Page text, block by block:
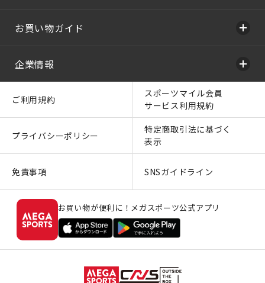
お買い物ガイド
企業情報
ご利用規約
スポーツマイル会員
サービス利用規約
プライバシーポリシー
特定商取引法に基づく
表示
免責事項 SNSガイドライン
お買い物が便利に！メガスポーツ公式アプリ